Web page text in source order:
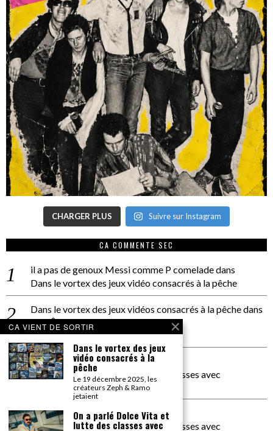
CHARGER PLUS Suivre sur Instagram
CA COMMENTE SEC
il a pas de genoux Messi comme P comeladedans
Dans le vortex des jeux vidéo consacrés à la pêche
Dans le vortex des jeux vidéos consacrés à la pêchedans
PACÔME THIELLEMENT
La séance d’Hip Gnose
La Patrie
dans
On a parlé Dolce Vita et lutte des classes avec
Bernardino Femminielli
carte noire negra à l'o tiededans
On a parlé Dolce Vita et lutte des classes avec
CA VIENT DE SORTIR
Dans le vortex des jeux
vidéo consacrés à la
pêche
Le 19 décembre 2025, les
créateurs Zeph & Ramo
jetaient
On a parlé Dolce Vita et
lutte des classes avec